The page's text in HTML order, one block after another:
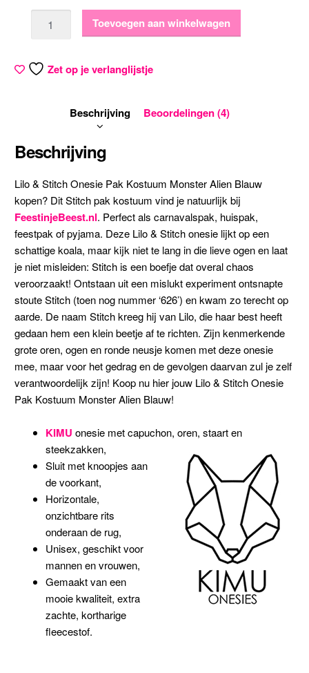
Toevoegen aan winkelwagen
Zet op je verlanglijstje
Beschrijving Beoordelingen (4)
Beschrijving
Lilo & Stitch Onesie Pak Kostuum Monster Alien Blauw
kopen? Dit Stitch pak kostuum vind je natuurlijk bij
FeestinjeBeest.nl. Perfect als carnavalspak, huispak,
feestpak of pyjama. Deze Lilo & Stitch onesie lijkt op een
schattige koala, maar kijk niet te lang in die lieve ogen en laat
je niet misleiden: Stitch is een boefje dat overal chaos
veroorzaakt! Ontstaan uit een mislukt experiment ontsnapte
stoute Stitch (toen nog nummer ‘626’) en kwam zo terecht op
aarde. De naam Stitch kreeg hij van Lilo, die haar best heeft
gedaan hem een klein beetje af te richten. Zijn kenmerkende
grote oren, ogen en ronde neusje komen met deze onesie
mee, maar voor het gedrag en de gevolgen daarvan zul je zelf
verantwoordelijk zijn! Koop nu hier jouw Lilo & Stitch Onesie
Pak Kostuum Monster Alien Blauw!
KIMU onesie met capuchon, oren, staart en
steekzakken,
Sluit met knoopjes aan
de voorkant,
Horizontale,
onzichtbare rits
onderaan de rug,
Unisex, geschikt voor
mannen en vrouwen,
Gemaakt van een
mooie kwaliteit, extra
zachte, kortharige
fleecestof.